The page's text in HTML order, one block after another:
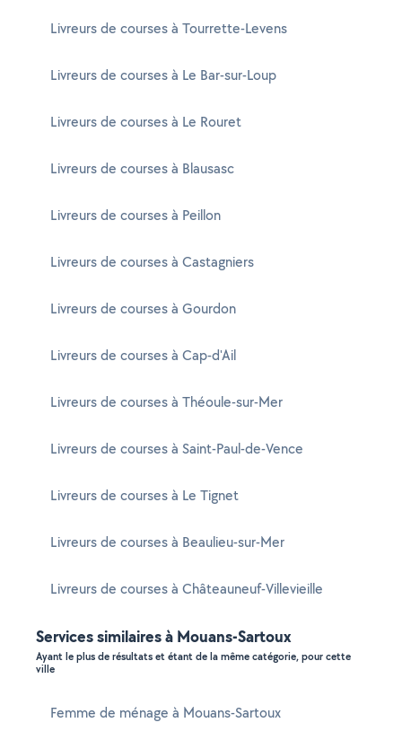
Livreurs de courses à Tourrette-Levens
Livreurs de courses à Le Bar-sur-Loup
Livreurs de courses à Le Rouret
Livreurs de courses à Blausasc
Livreurs de courses à Peillon
Livreurs de courses à Castagniers
Livreurs de courses à Gourdon
Livreurs de courses à Cap-d'Ail
Livreurs de courses à Théoule-sur-Mer
Livreurs de courses à Saint-Paul-de-Vence
Livreurs de courses à Le Tignet
Livreurs de courses à Beaulieu-sur-Mer
Livreurs de courses à Châteauneuf-Villevieille
Services similaires à Mouans-Sartoux
Ayant le plus de résultats et étant de la même catégorie, pour cette
ville
Femme de ménage à Mouans-Sartoux